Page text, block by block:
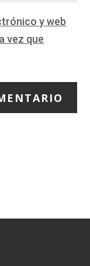
y web
vez que